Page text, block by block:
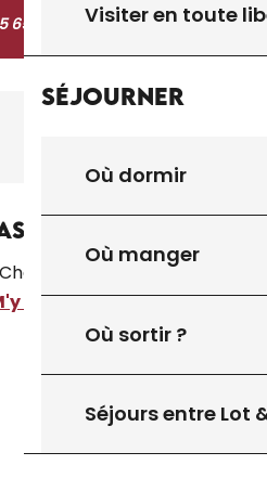
Visiter en toute
Séjourner
Où dormir
Où manger
Où sortir ?
Séjours entre Lot
65 31 07 ▒▒
rendre